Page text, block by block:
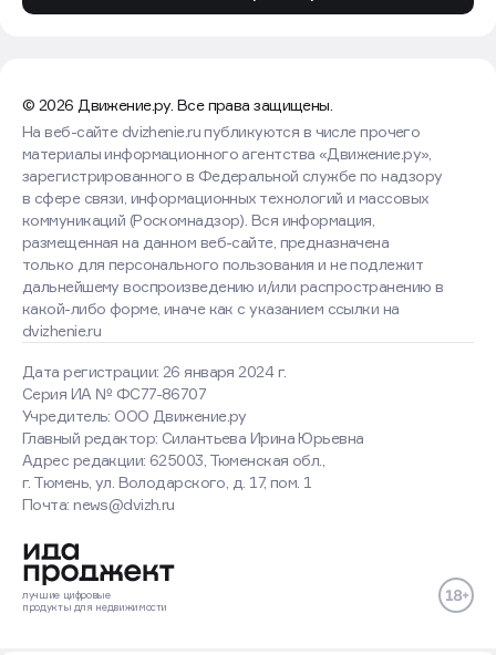
© 2026 Движение.ру. Все права защищены.
Дата регистрации: 26 января 2024 г.
Серия ИА № ФС77-86707
Учредитель: ООО Движение.ру
Главный редактор: Силантьева Ирина Юрьевна
Адрес редакции: 625003, Тюменская обл.,
г. Тюмень, ул. Володарского, д. 17, пом. 1
Почта: news@dvizh.ru
На веб-сайте dvizhenie.ru публикуются в числе прочего
материалы информационного агентства «Движение.ру»,
зарегистрированного в Федеральной службе по надзору
в сфере связи, информационных технологий и массовых
коммуникаций (Роскомнадзор). Вся информация,
размещенная на данном веб-сайте, предназначена
только для персонального пользования и не подлежит
дальнейшему воспроизведению и/или распространению в
какой-либо форме, иначе как с указанием ссылки на
dvizhenie.ru
лучшие цифровые
продукты для недвижимости
Оставаясь на сайте, вы
соглашаетесь с использованием